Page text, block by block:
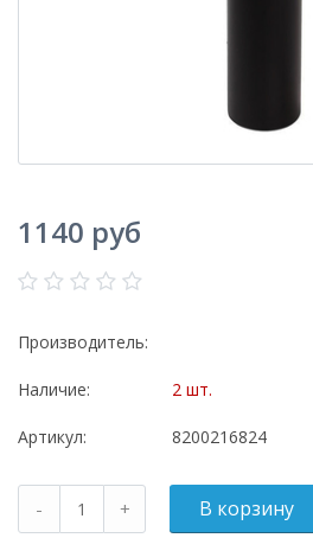
1140 руб
Производитель:
Наличие: 2 шт.
Артикул: 8200216824